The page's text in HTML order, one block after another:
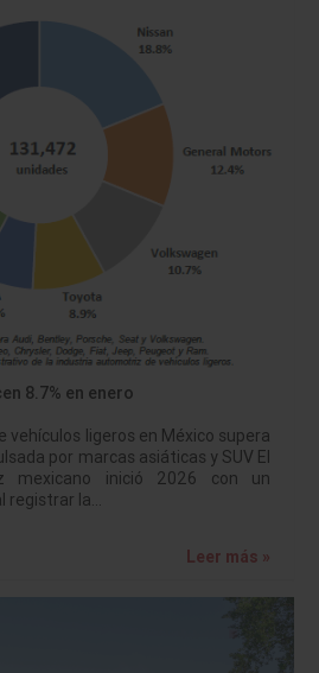
8.7% en enero
vehículos ligeros en México supera
por marcas asiáticas y SUV El
mexicano inició 2026 con un
registrar la…
Leer más »